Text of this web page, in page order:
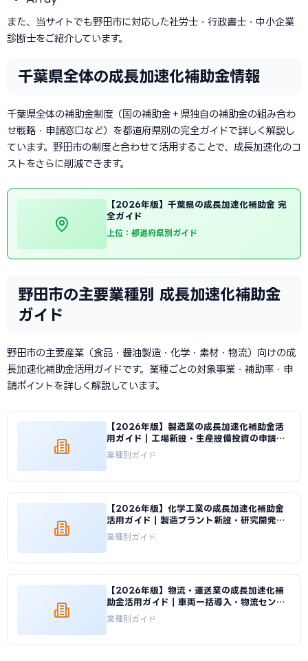
また、当サイトでも野田市に対応した社労士・行政書士・中小企業
診断士をご紹介しています。
千葉県全体の成長加速化補助金情報
千葉県全体の補助金制度（国の補助金＋県独自の補助金の組み合わ
せ戦略・申請窓口など）を都道府県別の完全ガイドで詳しく解説し
ています。野田市の制度と合わせて活用することで、成長加速化のコ
ストをさらに削減できます。
【2026年版】千葉県の成長加速化補助金 完
全ガイド
上位：都道府県別ガイド
野田市の主要業種別 成長加速化補助金
ガイド
野田市の主要産業（食品・醤油製造・化学・素材・物流）向けの成
長加速化補助金活用ガイドです。業種ごとの対象事業・補助率・申
請ポイントを詳しく解説しています。
【2026年版】製造業の成長加速化補助金活
用ガイド｜工場新設・生産設備投資の申請戦
略｜成長加速化補助金ナビ
業種別ガイド
【2026年版】化学工業の成長加速化補助金
活用ガイド｜製造プラント新設・研究開発投
資の申請方法｜成長加速化補助金ナビ
業種別ガイド
【2026年版】物流・運送業の成長加速化補
助金活用ガイド｜車両一括導入・物流センタ
ー投資の申請方法｜成長加速化補助金ナビ
業種別ガイド